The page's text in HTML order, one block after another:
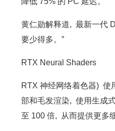
黄仁勋解释道, 最新一代
要少得多。”
RTX Neural Shaders
RTX 神经网络着色器) 使
部和毛发渲染, 使用生成
至 100 倍, 从而提供更多